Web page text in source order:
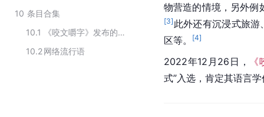
10 条目合集
10.1
《咬文嚼字》发布的2022年十大流行语
10.2网络流行语
物营造的情境，另外例
[3] 此外还有沉浸式旅
区等。
[4]
2022年12月26日，
式”入选，肯定其语言